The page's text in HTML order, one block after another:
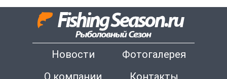
Новости
Фотогалерея